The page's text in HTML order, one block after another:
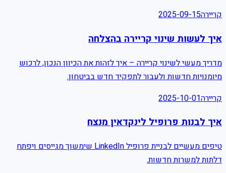
קריירה2025-09-15
איך לעשות שינוי קריירה בהצלחה
מדריך מעשי לשינוי קריירה – איך לזהות את הכיוון הנכון, לרכוש
מיומנויות חדשות ולעבור לתפקיד חדש בביטחון.
קריירה2025-10-01
איך לבנות פרופיל לינקדאין מנצח
טיפים מעשיים לבניית פרופיל LinkedIn שימשוך מגייסים ויפתח
דלתות למשרות חדשות.